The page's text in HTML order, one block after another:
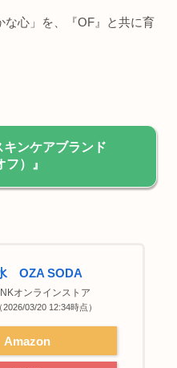
な心」を、『OF』と共に育
ンケアブランド
フ）』
OZA SODA
オンラインストア
2026/03/20 12:34時点）
Amazon